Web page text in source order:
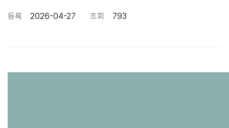
페이지 정보
등록 2026-04-27 조회 793